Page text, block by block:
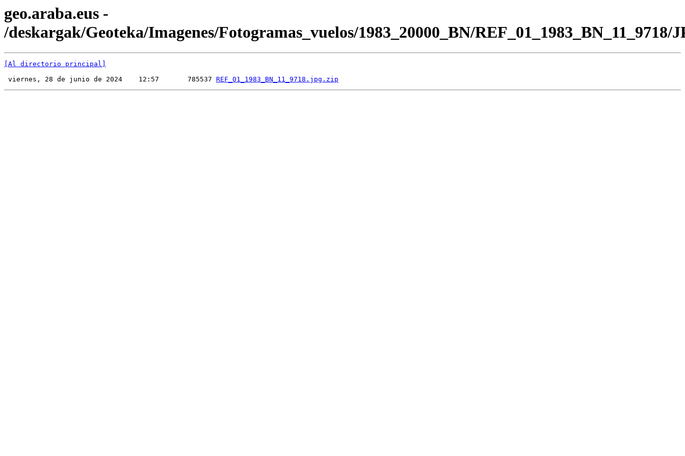
geo.araba.eus -
/deskargak/Geoteka/Imagenes/Fotogramas_vuelos/1983_20000_BN/REF_01_1983_BN_11_9718/
[Al directorio principal]
viernes, 28 de junio de 2024    12:57       785537 REF_01_1983_BN_11_9718.jpg.zip